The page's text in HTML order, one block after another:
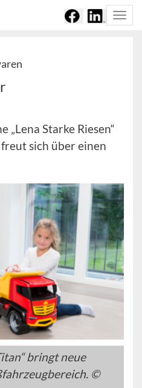
Starke Riesen“
sich über einen
bringt neue
©